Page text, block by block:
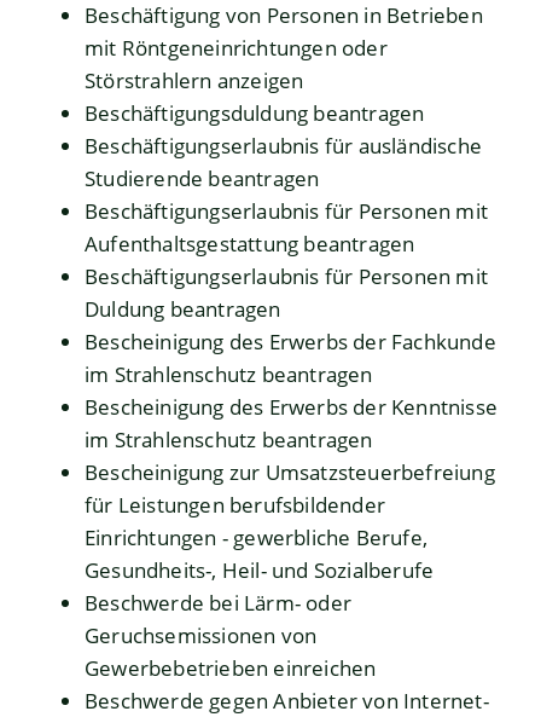
Beschäftigung von Personen in Betrieben
mit Röntgeneinrichtungen oder
Störstrahlern anzeigen
Beschäftigungsduldung beantragen
Beschäftigungserlaubnis für ausländische
Studierende beantragen
Beschäftigungserlaubnis für Personen mit
Aufenthaltsgestattung beantragen
Beschäftigungserlaubnis für Personen mit
Duldung beantragen
Bescheinigung des Erwerbs der Fachkunde
im Strahlenschutz beantragen
Bescheinigung des Erwerbs der Kenntnisse
im Strahlenschutz beantragen
Bescheinigung zur Umsatzsteuerbefreiung
für Leistungen berufsbildender
Einrichtungen - gewerbliche Berufe,
Gesundheits-, Heil- und Sozialberufe
Beschwerde bei Lärm- oder
Geruchsemissionen von
Gewerbebetrieben einreichen
Beschwerde gegen Anbieter von Internet-